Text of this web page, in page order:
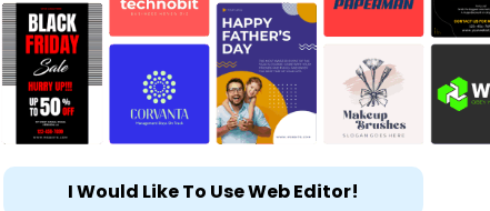
I Would Like To Use Web Editor!